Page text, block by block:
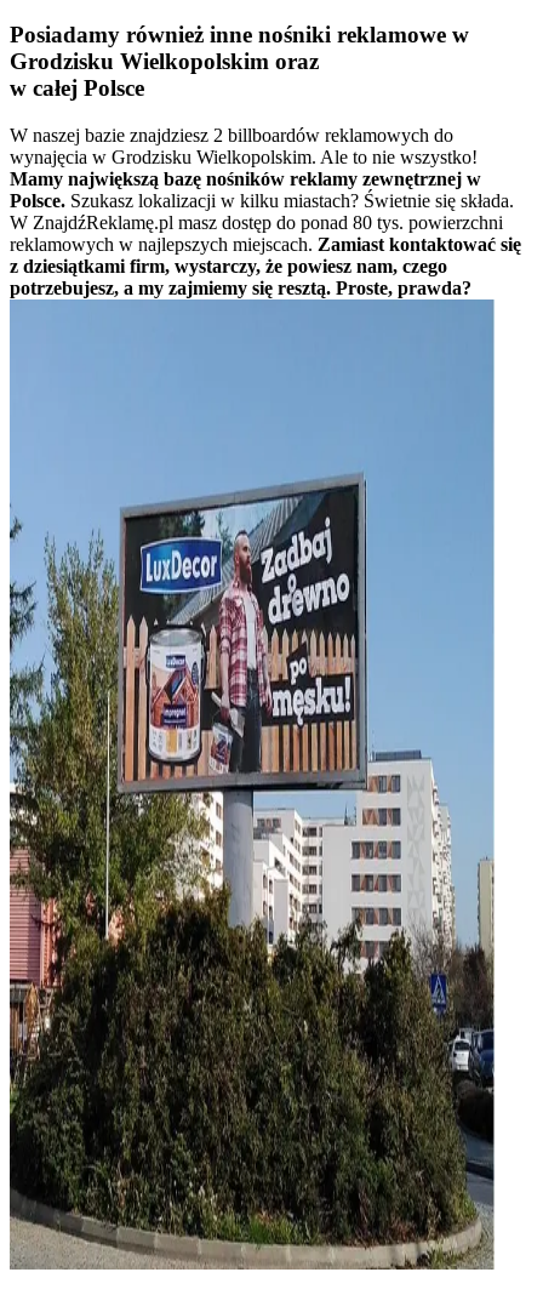
Posiadamy również inne nośniki reklamowe w
Grodzisku Wielkopolskim oraz
w całej Polsce
W naszej bazie znajdziesz 2 billboardów reklamowych do
wynajęcia w Grodzisku Wielkopolskim. Ale to nie wszystko!
Mamy największą bazę nośników reklamy zewnętrznej w
Polsce. Szukasz lokalizacji w kilku miastach? Świetnie się składa.
W ZnajdźReklamę.pl masz dostęp do ponad 80 tys. powierzchni
reklamowych w najlepszych miejscach. Zamiast kontaktować się
z dziesiątkami firm, wystarczy, że powiesz nam, czego
potrzebujesz, a my zajmiemy się resztą. Proste, prawda?